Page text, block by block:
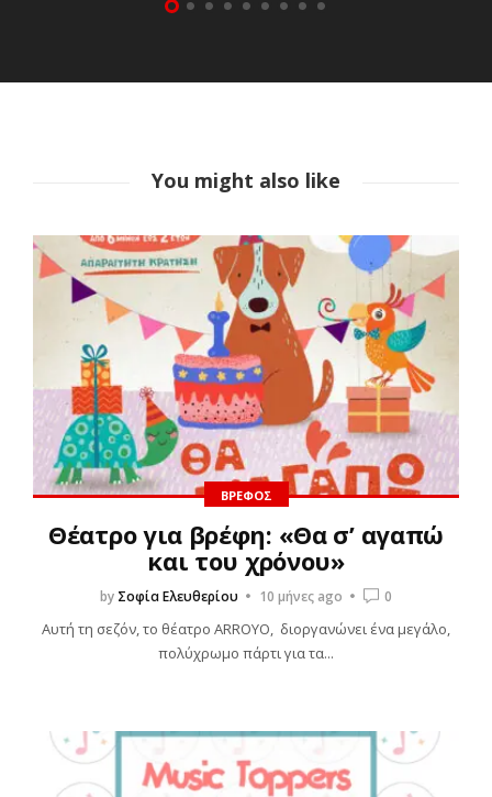
You might also like
ΒΡΈΦΟΣ
Θέατρο για βρέφη: «Θα σ’ αγαπώ
και του χρόνου»
by Σοφία Ελευθερίου 10 μήνες ago 0
Αυτή τη σεζόν, το θέατρο ARROYO, διοργανώνει ένα μεγάλο,
πολύχρωμο πάρτι για τα...